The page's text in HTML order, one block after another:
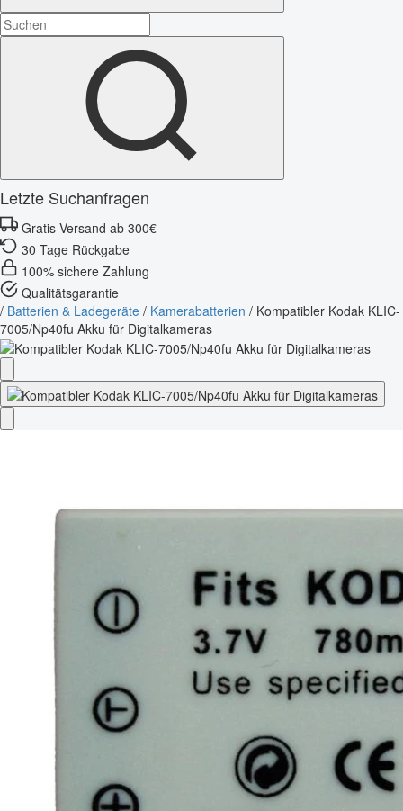
Letzte Suchanfragen
Gratis Versand ab 300€
30 Tage Rückgabe
100% sichere Zahlung
Qualitätsgarantie
/ Batterien & Ladegeräte / Kamerabatterien / Kompatibler Kodak KLIC-
7005/Np40fu Akku für Digitalkameras